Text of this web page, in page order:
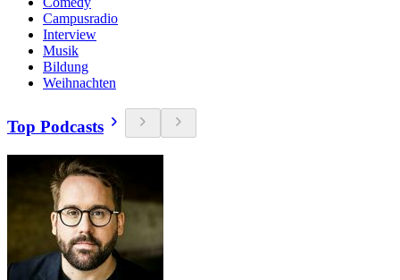
Campusradio
Interview
Musik
Bildung
Weihnachten
Top Podcasts